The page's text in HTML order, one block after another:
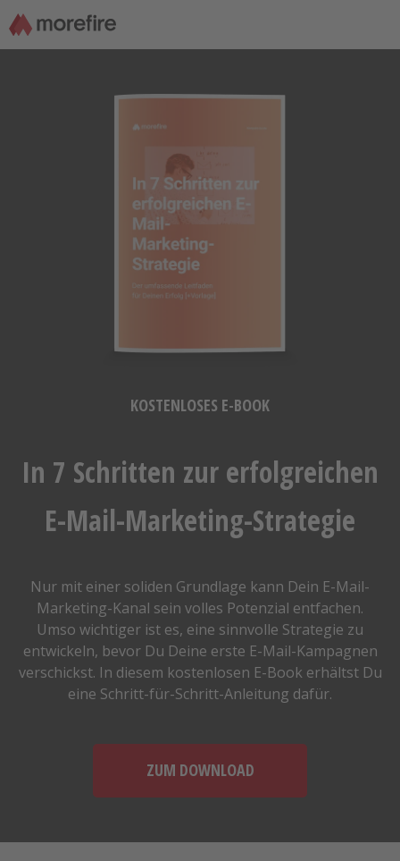
KOSTENLOSES E-BOOK
In 7 Schritten zur erfolgreichen
E-Mail-Marketing-Strategie
Nur mit einer soliden Grundlage kann Dein E-Mail-
Marketing-Kanal sein volles Potenzial entfachen.
Umso wichtiger ist es, eine sinnvolle Strategie zu
entwickeln, bevor Du Deine erste E-Mail-Kampagnen
verschickst. In diesem kostenlosen E-Book erhältst Du
eine Schritt-für-Schritt-Anleitung dafür.
ZUM DOWNLOAD